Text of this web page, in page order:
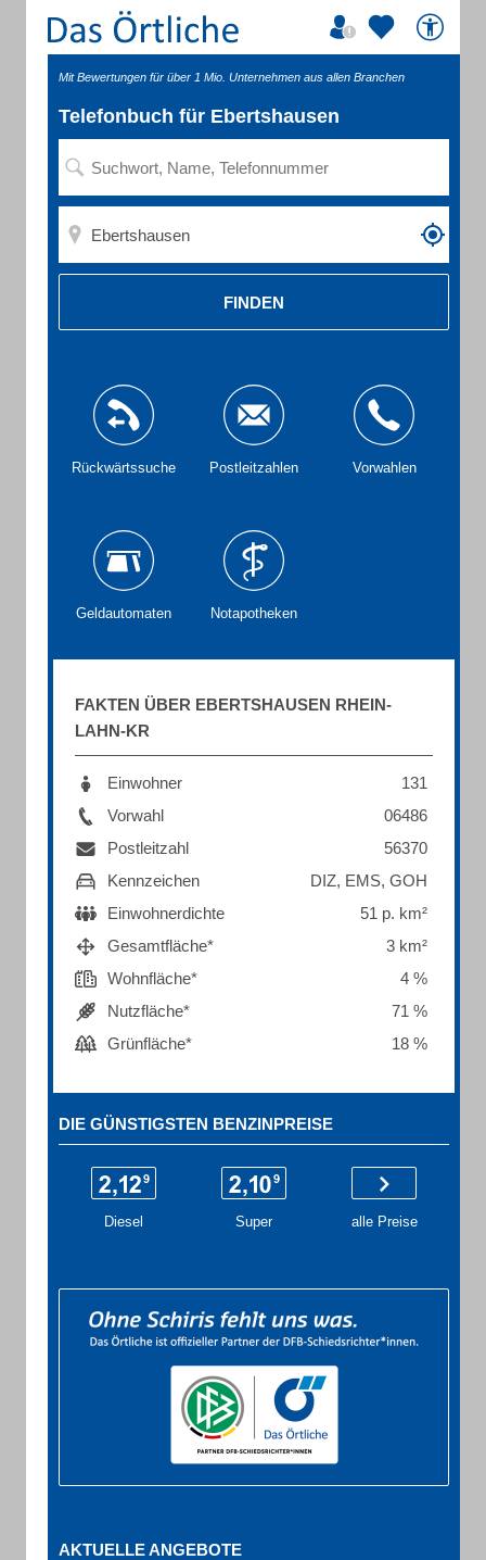
Mit Bewertungen für über 1 Mio. Unternehmen aus allen Branchen
Telefonbuch für Ebertshausen
FINDEN
Rückwärtssuche Postleitzahlen Vorwahlen
Geldautomaten Notapotheken
FAKTEN ÜBER EBERTSHAUSEN RHEIN-
LAHN-KR
Einwohner
131
Vorwahl
06486
Postleitzahl
56370
Kennzeichen
DIZ, EMS, GOH
Einwohnerdichte
51 p. km²
Gesamtfläche*
3 km²
Wohnfläche*
4 %
Nutzfläche*
71 %
Grünfläche*
18 %
DIE GÜNSTIGSTEN BENZINPREISE
Diesel Super alle Preise
AKTUELLE ANGEBOTE